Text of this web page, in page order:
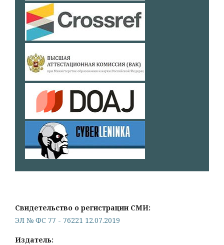
Свидетельство о регистрации СМИ:
ЭЛ № ФС 77 - 76221 12.07.2019
Издатель: